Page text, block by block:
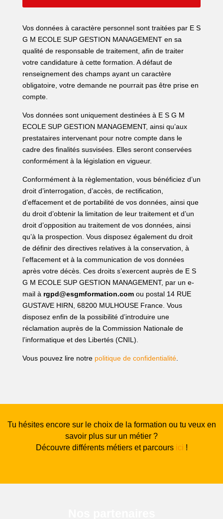
Vos données à caractère personnel sont traitées par E S
G M ECOLE SUP GESTION MANAGEMENT en sa
qualité de responsable de traitement, afin de traiter
votre candidature à cette formation. A défaut de
renseignement des champs ayant un caractère
obligatoire, votre demande ne pourrait pas être prise en
compte.
Vos données sont uniquement destinées à E S G M
ECOLE SUP GESTION MANAGEMENT, ainsi qu’aux
prestataires intervenant pour notre compte dans le
cadre des finalités susvisées. Elles seront conservées
conformément à la législation en vigueur.
Conformément à la règlementation, vous bénéficiez d’un
droit d’interrogation, d’accès, de rectification,
d’effacement et de portabilité de vos données, ainsi que
du droit d’obtenir la limitation de leur traitement et d’un
droit d’opposition au traitement de vos données, ainsi
qu’à la prospection. Vous disposez également du droit
de définir des directives relatives à la conservation, à
l’effacement et à la communication de vos données
après votre décès. Ces droits s’exercent auprès de E S
G M ECOLE SUP GESTION MANAGEMENT, par un e-
mail à rgpd@esgmformation.comou postal 14 RUE
GUSTAVE HIRN, 68200 MULHOUSE France. Vous
disposez enfin de la possibilité d’introduire une
réclamation auprès de la Commission Nationale de
l’informatique et des Libertés (CNIL).
Vous pouvez lire notre politique de confidentialité.
Tu hésites encore sur le choix de la formation ou tu veux en
savoir plus sur un métier ?
Découvre différents métiers et parcours ici !